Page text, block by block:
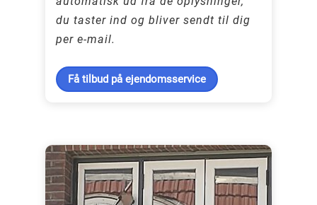
du taster ind og bliver sendt til dig
per e-mail.
Få tilbud på ejendomsservice